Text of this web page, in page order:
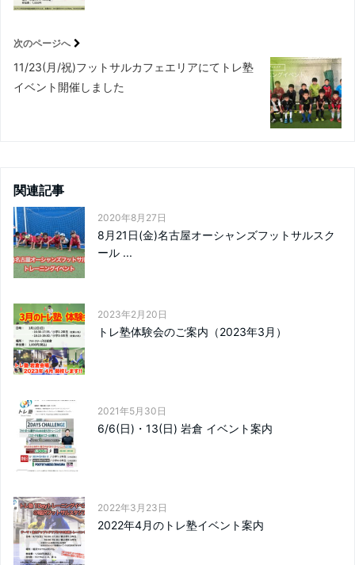
次のページへ
11/23(月/祝)フットサルカフェエリアにてトレ塾
イベント開催しました
関連記事
2020年8月27日
8月21日(金)名古屋オーシャンズフットサルスク
ール ...
2023年2月20日
トレ塾体験会のご案内（2023年3月）
2021年5月30日
6/6(日)・13(日) 岩倉 イベント案内
2022年3月23日
2022年4月のトレ塾イベント案内